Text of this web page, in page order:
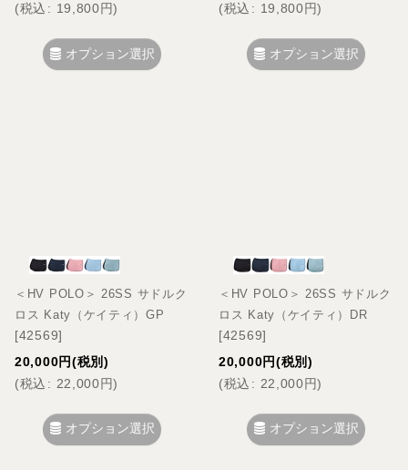
(税込 : 19,800円)
オプション選択
(税込 : 19,800円)
オプション選択
＜HV POLO＞ 26SS サドルク
ロス Katy（ケイティ）GP
[42569]
20,000円(税別)
(税込 : 22,000円)
オプション選択
＜HV POLO＞ 26SS サドルク
ロス Katy（ケイティ）DR
[42569]
20,000円(税別)
(税込 : 22,000円)
オプション選択